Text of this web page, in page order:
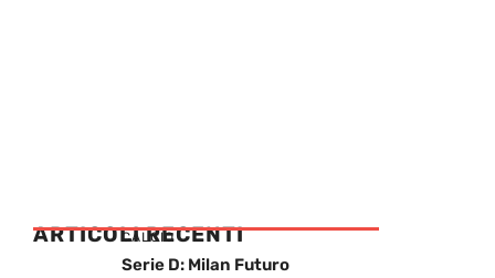
ARTICOLI RECENTI
CALCIO
Serie D: Milan Futuro